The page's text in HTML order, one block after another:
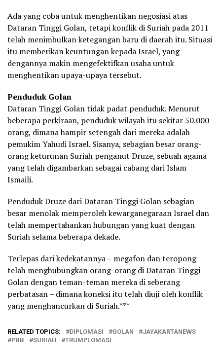
Ada yang coba untuk menghentikan negosiasi atas
Dataran Tinggi Golan, tetapi konflik di Suriah pada 2011
telah menimbulkan ketegangan baru di daerah itu. Situasi
itu memberikan keuntungan kepada Israel, yang
dengannya makin mengefektifkan usaha untuk
menghentikan upaya-upaya tersebut.
Penduduk Golan
Dataran Tinggi Golan tidak padat penduduk. Menurut
beberapa perkiraan, penduduk wilayah itu sekitar 50.000
orang, dimana hampir setengah dari mereka adalah
pemukim Yahudi Israel. Sisanya, sebagian besar orang-
orang keturunan Suriah penganut Druze, sebuah agama
yang telah digambarkan sebagai cabang dari Islam
Ismaili.
Penduduk Druze dari Dataran Tinggi Golan sebagian
besar menolak memperoleh kewarganegaraan Israel dan
telah mempertahankan hubungan yang kuat dengan
Suriah selama beberapa dekade.
Terlepas dari kedekatannya – megafon dan teropong
telah menghubungkan orang-orang di Dataran Tinggi
Golan dengan teman-teman mereka di seberang
perbatasan – dimana koneksi itu telah diuji oleh konflik
yang menghancurkan di Suriah.***
RELATED TOPICS: DIPLOMASI GOLAN
JAYAKARTANEWS
PBB
SURIAH TRUMPLOMASI